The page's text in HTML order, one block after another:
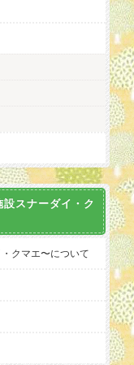
設スナーダイ・ク
クマエ〜について